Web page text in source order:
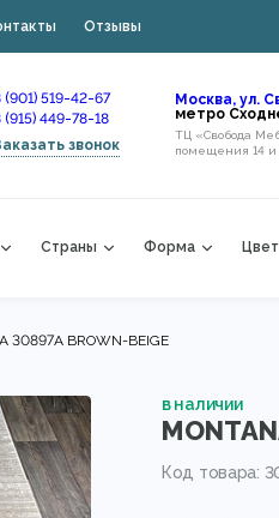
Отзывы
(901) 519-42-67
(915) 449-78-18
звонок
Москва, ул.
метро
ТЦ «Свобода
помещения 14 и
Страны Форма Цвет
30897A BROWN-BEIGE
в наличии
Код товара: